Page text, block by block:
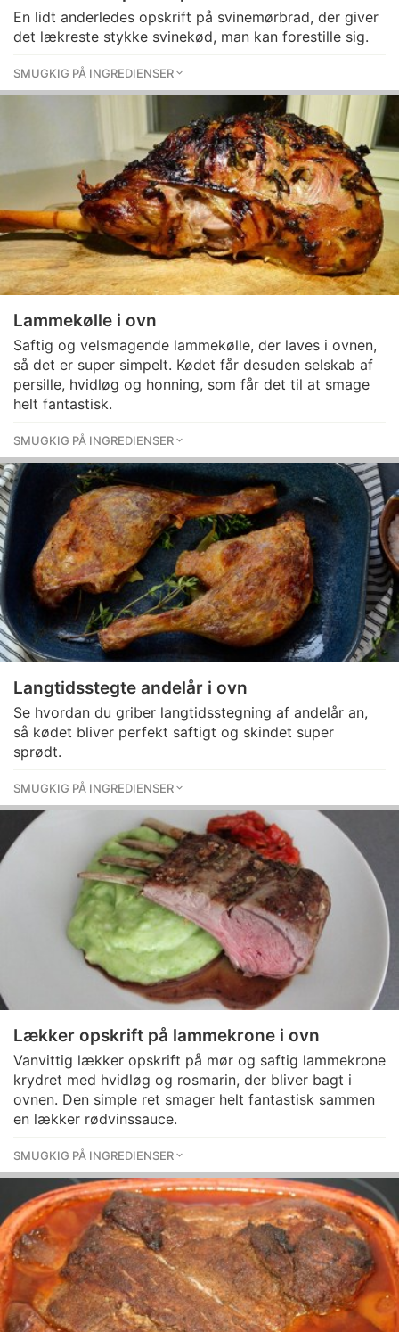
En lidt anderledes opskrift på svinemørbrad, der giver
det lækreste stykke svinekød, man kan forestille sig.
SMUGKIG PÅ INGREDIENSER
Lammekølle i ovn
Saftig og velsmagende lammekølle, der laves i ovnen,
så det er super simpelt. Kødet får desuden selskab af
persille, hvidløg og honning, som får det til at smage
helt fantastisk.
SMUGKIG PÅ INGREDIENSER
Langtidsstegte andelår i ovn
Se hvordan du griber langtidsstegning af andelår an,
så kødet bliver perfekt saftigt og skindet super
sprødt.
SMUGKIG PÅ INGREDIENSER
Lækker opskrift på lammekrone i ovn
Vanvittig lækker opskrift på mør og saftig lammekrone
krydret med hvidløg og rosmarin, der bliver bagt i
ovnen. Den simple ret smager helt fantastisk sammen
en lækker rødvinssauce.
SMUGKIG PÅ INGREDIENSER